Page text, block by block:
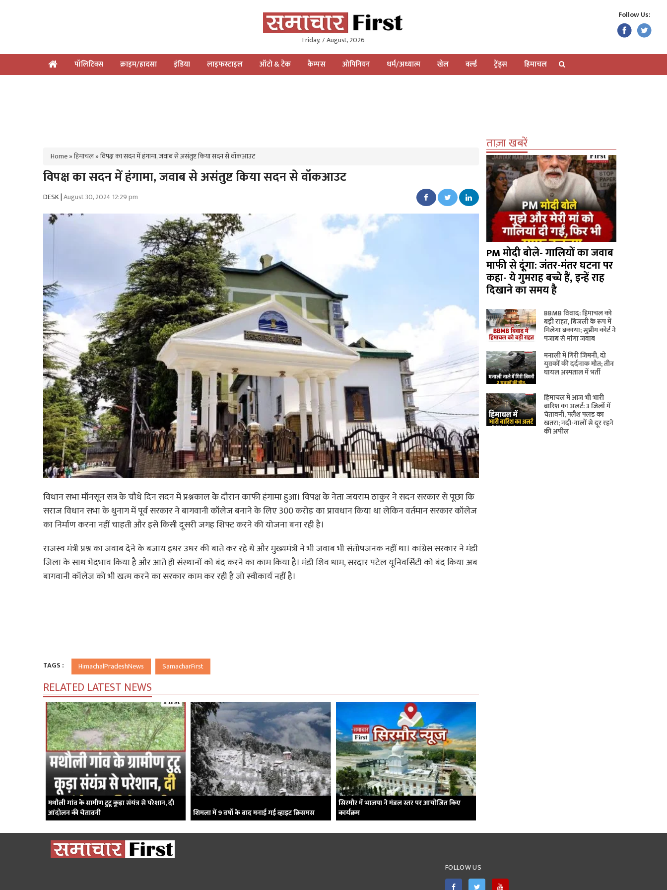
Friday, 7 August, 2026
Follow Us:
पॉलिटिक्स क्राइम/हादसा इंडिया लाइफस्टाइल ऑटो & टेक कैम्पस ओपिनियन धर्म/अध्यात्म खेल वर्ल्ड ट्रेंड्स हिमाचल
Home»हिमाचल»विपक्ष का सदन में हंगामा, जवाब से असंतुष्ट किया सदन से वॉकआउट
विपक्ष का सदन में हंगामा, जवाब से असंतुष्ट किया सदन से वॉकआउट
DESK |August 30, 2024 12:29 pm
विधान सभा मॉनसून सत्र के चौथे दिन सदन में प्रश्नकाल के दौरान काफी हंगामा हुआ। विपक्ष के नेता जयराम ठाकुर ने सदन सरकार से पूछा कि
सराज विधान सभा के थुनाग में पूर्व सरकार ने बागवानी कॉलेज बनाने के लिए 300 करोड़ का प्रावधान किया था लेकिन वर्तमान सरकार कॉलेज
का निर्माण करना नहीं चाहती और इसे किसी दूसरी जगह शिफ्ट करने की योजना बना रही है।
राजस्व मंत्री प्रश्न का जवाब देने के बजाय इधर उधर की बाते कर रहे थे और मुख्यमंत्री ने भी जवाब भी संतोषजनक नहीं था। कांग्रेस सरकार ने मंडी
जिला के साथ भेदभाव किया है और आते ही संस्थानों को बंद करने का काम किया है। मंडी शिव धाम, सरदार पटेल यूनिवर्सिटी को बंद किया अब
बागवानी कॉलेज को भी खत्म करने का सरकार काम कर रही है जो स्वीकार्य नहीं है।
TAGS : HimachalPradeshNews SamacharFirst
RELATED LATEST NEWS
मथौली गांव के ग्रामीण टुटू कूड़ा संयंत्र से परेशान, दी
आंदोलन की चेतावनी
शिमला में 9 वर्षो के बाद मनाई गई व्हाइट क्रिसमस
सिरमौर में भाजपा ने मंडल स्तर पर आयोजित किए
कार्यक्रम
ताज़ा खबरें
PM मोदी बोले- गालियों का जवाब
माफी से दूंगा: जंतर-मंतर घटना पर
कहा- ये गुमराह बच्चे हैं, इन्हें राह
दिखाने का समय है
BBMB विवाद: हिमाचल को
बड़ी राहत, बिजली के रूप में
मिलेगा बकाया; सुप्रीम कोर्ट ने
पंजाब से मांगा जवाब
मनाली में गिरी जिमनी, दो
युवकों की दर्दनाक मौत; तीन
घायल अस्पताल में भर्ती
हिमाचल में आज भी भारी
बारिश का अलर्ट: 3 जिलों में
चेतावनी, फ्लैश फ्लड का
खतरा; नदी-नालों से दूर रहने
की अपील
FOLLOW US